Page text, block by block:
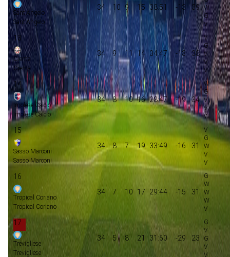
Sant'Angelo
Sant'Angelo
34 10 9 15 38:51 -13 39
13
Crema
Crema
34 9 11 14 34:47 -13 38
14
Imolese Calcio
Imolese Calcio
34 8 10 16 28:47 -19 34
15
Sasso Marconi
Sasso Marconi
34 8 7 19 33:49 -16 31
16
Tropical Coriano
Tropical Coriano
34 7 10 17 29:44 -15 31
17
Trevigliese
Trevigliese
34 5 8 21 31:60 -29 23